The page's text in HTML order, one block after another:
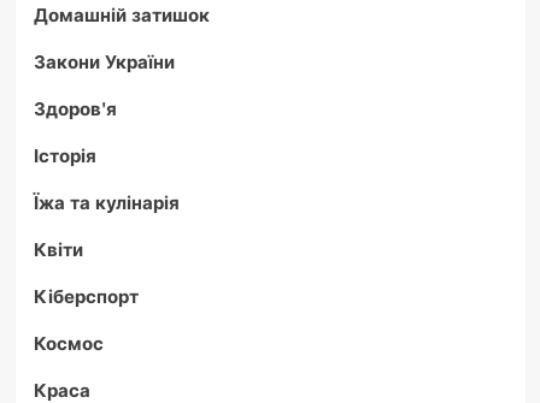
Домашній затишок
Закони України
Здоров'я
Історія
Їжа та кулінарія
Квіти
Кіберспорт
Космос
Краса